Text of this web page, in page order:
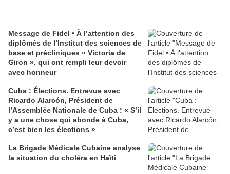
Message de Fidel • À l’attention des
diplômés de l’Institut des sciences de
base et précliniques « Victoria de
Giron », qui ont rempli leur devoir
avec honneur
Cuba : Élections. Entrevue avec
Ricardo Alarcón, Président de
l’Assemblée Nationale de Cuba : « S’il
y a une chose qui abonde à Cuba,
c’est bien les élections »
La Brigade Médicale Cubaine analyse
la situation du choléra en Haïti